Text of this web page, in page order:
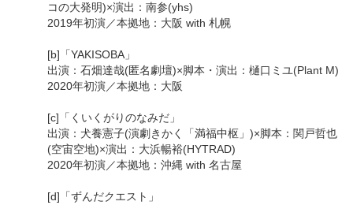
コの大発明)×演出：南参(yhs)
2019年初演／本拠地：大阪 with 札幌
[b]「YAKISOBA」
出演：石畑達哉(匿名劇壇)×脚本・演出：樋口ミユ(Plant M)
2020年初演／本拠地：大阪
[c]「くいくがりのなみだ」
出演：犬養憲子(演劇きかく「満福中枢」)×脚本：関戸哲也
(空宙空地)×演出：大浜暢裕(HYTRAD)
2020年初演／本拠地：沖縄 with 名古屋
[d]「ずんだクエスト」